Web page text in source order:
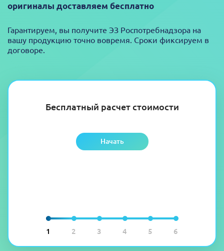
1 2 3 4 5 6
Бесплатный расчет стоимости
Начать
оригиналы доставляем бесплатно
Гарантируем, вы получите ЭЗ Роспотребнадзора на
вашу продукцию точно вовремя. Сроки фиксируем в
договоре.